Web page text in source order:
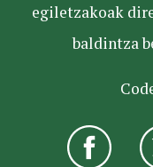
egiletzakoak
baldintza